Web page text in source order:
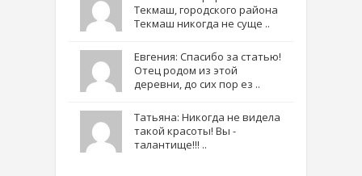
Текмаш, городского района
Текмаш никогда не суще ..
Евгения: Спасибо за статью!
Отец родом из этой
деревни, до сих пор ез ..
Татьяна: Никогда не видела
такой красоты! Вы -
талантище!!! ..